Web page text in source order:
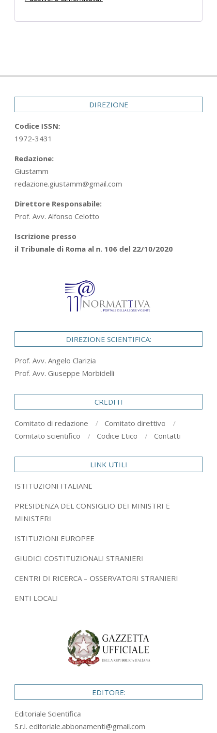
05-
DIREZIONE
Codice ISSN:
1972-3431
Redazione:
Giustamm
redazione.giustamm@gmail.com
Direttore Responsabile:
Prof. Avv. Alfonso Celotto
Iscrizione presso
il Tribunale di Roma al n. 106 del 22/10/2020
DIREZIONE SCIENTIFICA:
Prof. Avv. Angelo Clarizia
Prof. Avv. Giuseppe Morbidelli
CREDITI
Comitato di redazione
Comitato direttivo
Comitato scientifico
Codice Etico Contatti
LINK UTILI
ISTITUZIONI ITALIANE
PRESIDENZA DEL CONSIGLIO DEI MINISTRI E
MINISTERI
ISTITUZIONI EUROPEE
GIUDICI COSTITUZIONALI STRANIERI
CENTRI DI RICERCA – OSSERVATORI STRANIERI
ENTI LOCALI
EDITORE:
Editoriale Scientifica
S.r.l. editoriale.abbonamenti@gmail.com